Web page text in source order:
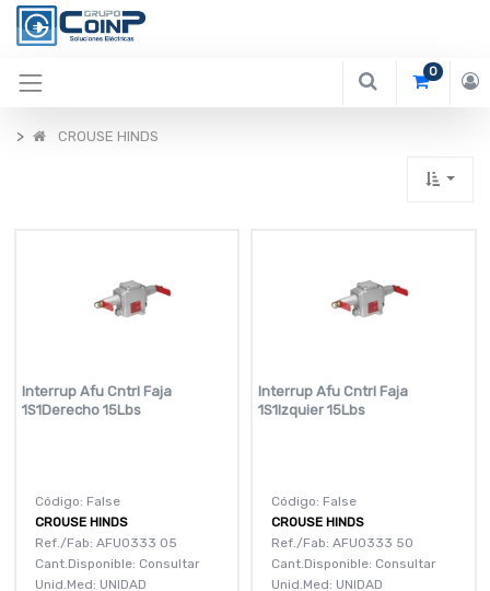
0
CROUSE HINDS
Interrup Afu Cntrl Faja
1S1Derecho 15Lbs
Código: False
CROUSE HINDS
Ref./Fab: AFU0333 05
Cant.Disponible: Consultar
Unid.Med: UNIDAD
Interrup Afu Cntrl Faja
1S1Izquier 15Lbs
Código: False
CROUSE HINDS
Ref./Fab: AFU0333 50
Cant.Disponible: Consultar
Unid.Med: UNIDAD